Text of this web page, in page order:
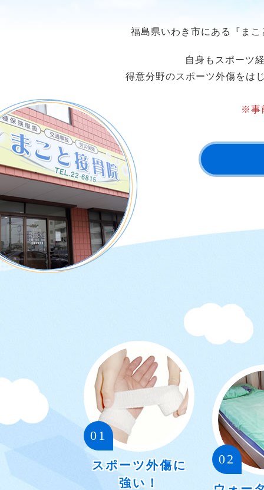
福島県いわき市にある『ま
自身もスポーツ
得意分野のスポーツ外傷をは
※事
01
スポーツ外傷に
強い！
02